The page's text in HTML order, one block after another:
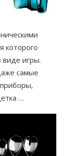
которого
виде игры.
самые
…